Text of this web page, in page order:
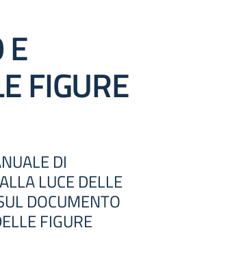
FIGURE
DI
LUCE DELLE
DOCUMENTO
FIGURE